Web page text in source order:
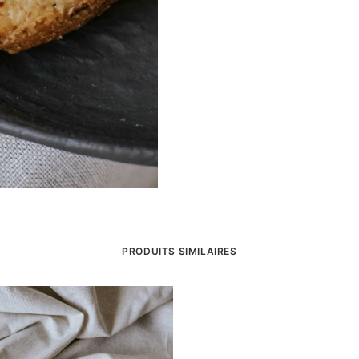
PRODUITS SIMILAIRES